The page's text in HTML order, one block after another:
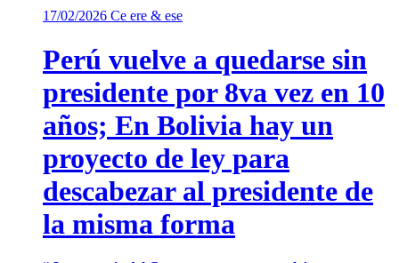
17/02/2026 Ce ere & ese
Perú vuelve a quedarse sin
presidente por 8va vez en 10
años; En Bolivia hay un
proyecto de ley para
descabezar al presidente de
la misma forma